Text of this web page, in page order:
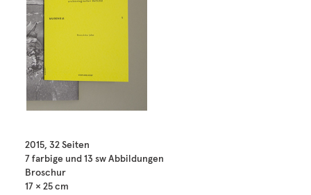
2015, 32 Seiten
7 farbige und 13 sw Abbildungen
Broschur
17 × 25 cm